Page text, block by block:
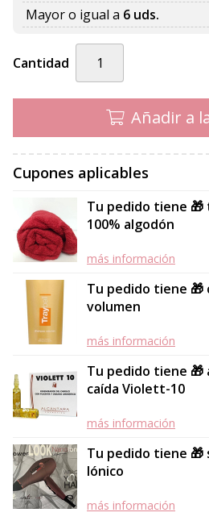
Mayor o igual a 6 uds.
Cantidad
Añadir a
Cupones aplicables
Tu pedido tiene 🎁
100% algodón
más información
Tu pedido tiene 🎁
volumen
más información
Tu pedido tiene 🎁
caída Violett-10
más información
Tu pedido tiene 🎁
Iónico
más información